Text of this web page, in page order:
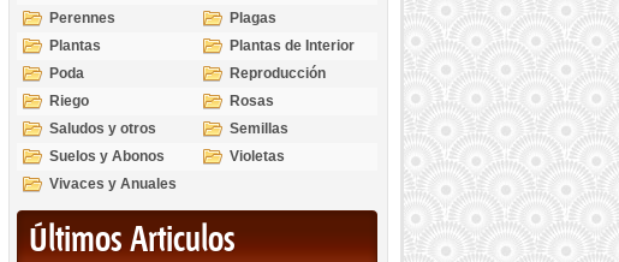
Estanque
Perennes
Plagas
Plantas
Plantas de Interior
Poda
Reproducción
Riego
Rosas
Saludos y otros
temas
Semillas
Suelos y Abonos
Violetas
Vivaces y Anuales
Últimos Articulos